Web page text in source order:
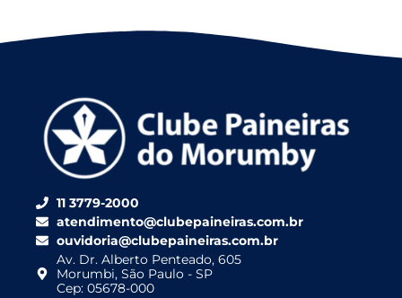
11 3779-2000
atendimento@clubepaineiras.com.br
ouvidoria@clubepaineiras.com.br
Av. Dr. Alberto Penteado, 605
Morumbi, São Paulo - SP
Cep: 05678-000